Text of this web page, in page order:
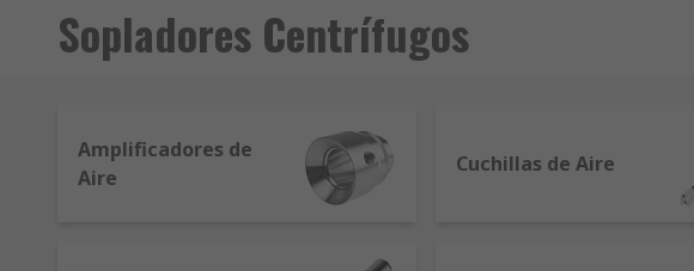
Sopladores Centrífugos
Amplificadores de
Aire
Cuchillas de Aire